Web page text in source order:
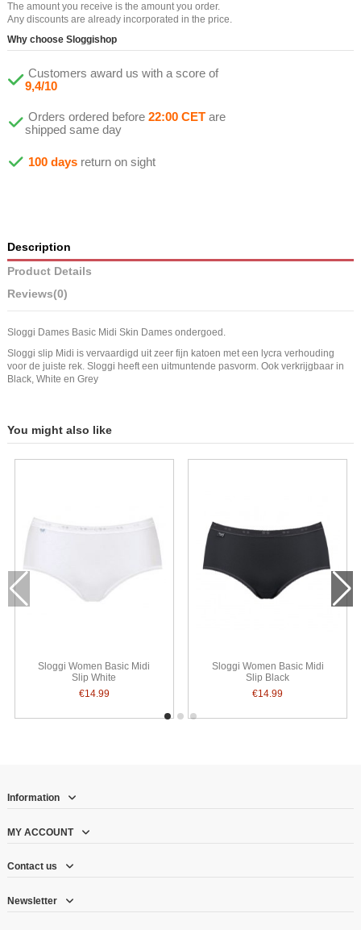
The amount you receive is the amount you order.
Any discounts are already incorporated in the price.
Why choose Sloggishop
Customers award us with a score of
9,4/10
Orders ordered before 22:00 CET are
shipped same day
100 days return on sight
Description
Product Details
Reviews(0)
Sloggi Dames Basic Midi Skin Dames ondergoed.
Sloggi slip Midi is vervaardigd uit zeer fijn katoen met een lycra verhouding
voor de juiste rek. Sloggi heeft een uitmuntende pasvorm. Ook verkrijgbaar in
Black, White en Grey
You might also like
Sloggi Women Basic Midi
Slip White
€14.99
Sloggi Women Basic Midi
Slip Black
€14.99
Information
MY ACCOUNT
Contact us
Newsletter